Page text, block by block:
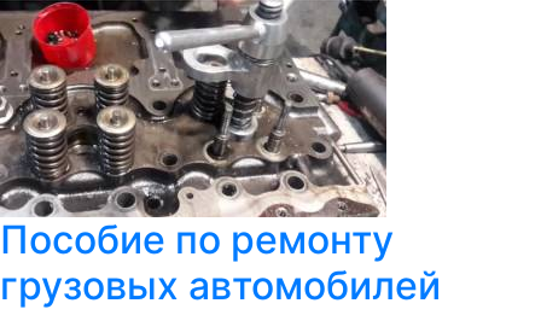
Пособие по ремонту
грузовых автомобилей